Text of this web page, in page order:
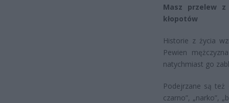
Masz przelew
kłopotów
Historie z życia
Pewien
natychmiast go
Podejrzane są też
czarno”, „narko”,